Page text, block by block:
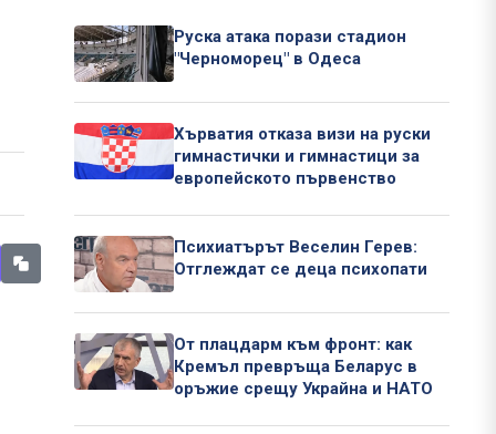
Руска атака порази стадион
"Черноморец" в Одеса
Хърватия отказа визи на руски
гимнастички и гимнастици за
европейското първенство
Психиатърът Веселин Герев:
Отглеждат се деца психопати
От плацдарм към фронт: как
Кремъл превръща Беларус в
оръжие срещу Украйна и НАТО